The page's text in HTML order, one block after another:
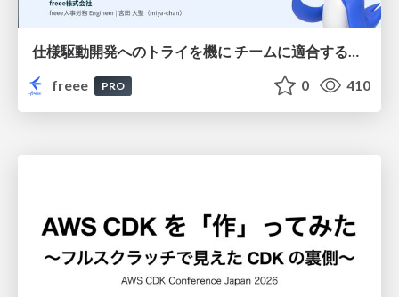
仕様駆動開発へのトライを機に チームに適合する手法を模索し続けている話
freee
PRO 0 410